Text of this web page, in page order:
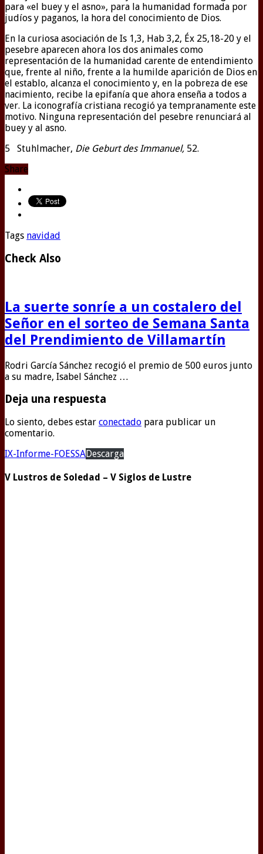
para «el buey y el asno», para la humanidad formada por
judíos y paganos, la hora del conocimiento de Dios.
En la curiosa asociación de Is 1,3, Hab 3,2, Éx 25,18-20 y el
pesebre aparecen ahora los dos animales como
representación de la humanidad carente de entendimiento
que, frente al niño, frente a la humilde aparición de Dios en
el establo, alcanza el conocimiento y, en la pobreza de ese
nacimiento, recibe la epifanía que ahora enseña a todos a
ver. La iconografía cristiana recogió ya tempranamente este
motivo. Ninguna representación del pesebre renunciará al
buey y al asno.
5 Stuhlmacher, Die Geburt des Immanuel, 52.
Share
Tags navidad
Check Also
La suerte sonríe a un costalero del
Señor en el sorteo de Semana Santa
del Prendimiento de Villamartín
Rodri García Sánchez recogió el premio de 500 euros junto
a su madre, Isabel Sánchez …
Deja una respuesta
Lo siento, debes estar conectado para publicar un
comentario.
IX-Informe-FOESSADescarga
V Lustros de Soledad – V Siglos de Lustre